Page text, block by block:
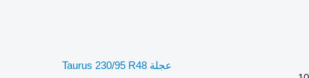
عجلة Taurus 230/95 R48